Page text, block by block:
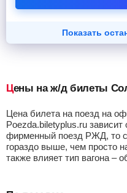
Показать
Цены на ж/д билеты
Цена билета на поезд на
Poezda.biletyplus.ru
фирменный поезд РЖД, то
гораздо выше, чем просто
также влияет тип вагона –